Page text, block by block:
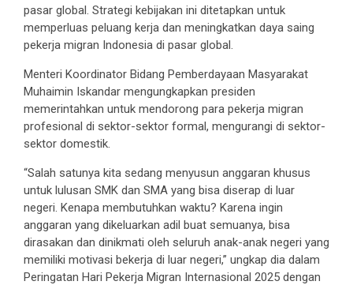
pasar global. Strategi kebijakan ini ditetapkan untuk
memperluas peluang kerja dan meningkatkan daya saing
pekerja migran Indonesia di pasar global.
Menteri Koordinator Bidang Pemberdayaan Masyarakat
Muhaimin Iskandar mengungkapkan presiden
memerintahkan untuk mendorong para pekerja migran
profesional di sektor-sektor formal, mengurangi di sektor-
sektor domestik.
“Salah satunya kita sedang menyusun anggaran khusus
untuk lulusan SMK dan SMA yang bisa diserap di luar
negeri. Kenapa membutuhkan waktu? Karena ingin
anggaran yang dikeluarkan adil buat semuanya, bisa
dirasakan dan dinikmati oleh seluruh anak-anak negeri yang
memiliki motivasi bekerja di luar negeri,” ungkap dia dalam
Peringatan Hari Pekerja Migran Internasional 2025 dengan